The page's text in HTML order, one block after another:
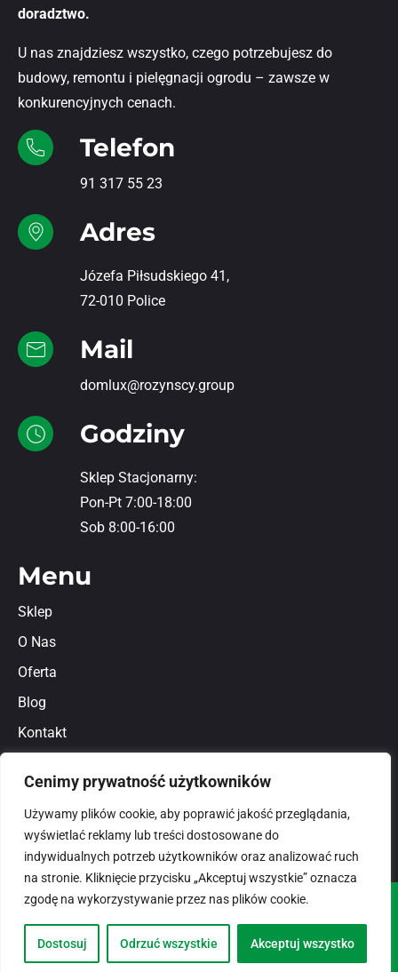
Cenimy prywatność użytkowników
Używamy plików cookie, aby poprawić jakość przeglądania,
wyświetlać reklamy lub treści dostosowane do
indywidualnych potrzeb użytkowników oraz analizować ruch
na stronie. Kliknięcie przycisku „Akceptuj wszystkie” oznacza
zgodę na wykorzystywanie przez nas plików cookie.
Dostosuj Odrzuć wszystkie Akceptuj wszystko
doradztwo.
U nas znajdziesz wszystko, czego potrzebujesz do
budowy, remontu i pielęgnacji ogrodu – zawsze w
konkurencyjnych cenach.
Telefon
91 317 55 23
Adres
Józefa Piłsudskiego 41,
72-010 Police
Mail
domlux@rozynscy.group
Godziny
Sklep Stacjonarny:
Pon-Pt 7:00-18:00
Sob 8:00-16:00
Menu
Sklep
O Nas
Oferta
Blog
Kontakt
Polityka prywatności
© 2026domlux.plZaprojektowany przez:
Dotspice.com Sp. z o.o.